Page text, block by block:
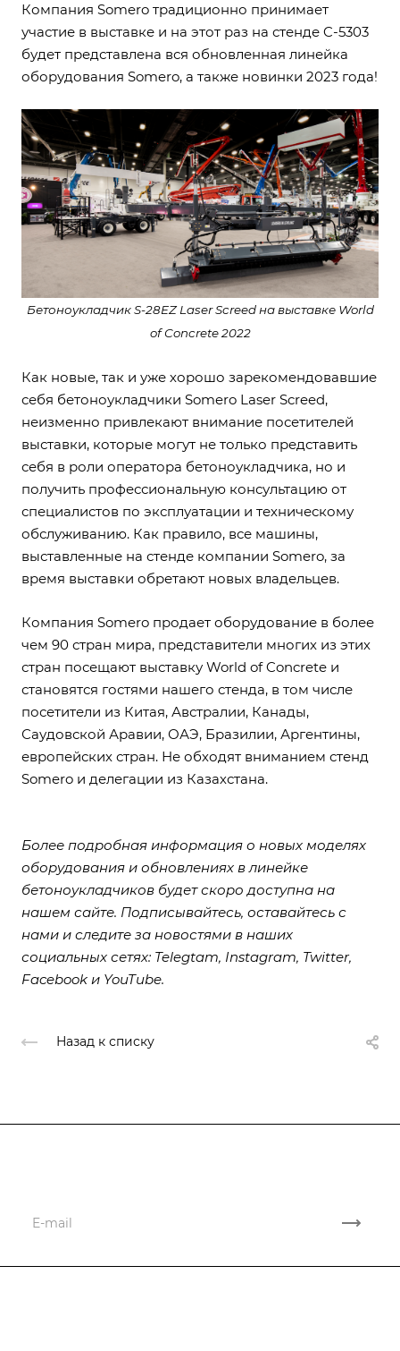
Компания Somero традиционно принимает
участие в выставке и на этот раз на стенде C-5303
будет представлена вся обновленная линейка
оборудования Somero, а также новинки 2023 года!
Бетоноукладчик S-28EZ Laser Screed на выставке World
of Concrete 2022
Как новые, так и уже хорошо зарекомендовавшие
себя бетоноукладчики Somero Laser Screed,
неизменно привлекают внимание посетителей
выставки, которые могут не только представить
себя в роли оператора бетоноукладчика, но и
получить профессиональную консультацию от
специалистов по эксплуатации и техническому
обслуживанию. Как правило, все машины,
выставленные на стенде компании Somero, за
время выставки обретают новых владельцев.
Компания Somero продает оборудование в более
чем 90 стран мира, представители многих из этих
стран посещают выставку World of Concrete и
становятся гостями нашего стенда, в том числе
посетители из Китая, Австралии, Канады,
Саудовской Аравии, ОАЭ, Бразилии, Аргентины,
европейских стран. Не обходят вниманием стенд
Somero и делегации из Казахстана.
Более подробная информация о новых моделях
оборудования и обновлениях в линейке
бетоноукладчиков будет скоро доступна на
нашем сайте. Подписывайтесь, оставайтесь с
нами и следите за новостями в наших
социальных сетях: Telegtam, Instagram, Twitter,
Facebook и YouTube.
Назад к списку